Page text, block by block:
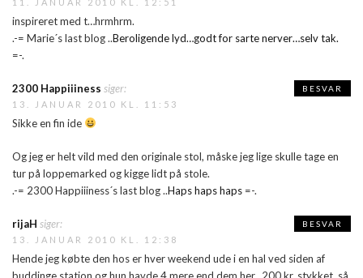
inspireret med t…hrmhrm.
.-= Marie´s last blog ..Beroligende lyd…godt for sarte nerver…selv tak.
=-.
2300 Happiiiness siger:
13. JANUAR 2010 KL. 11:53
Sikke en fin ide
Og jeg er helt vild med den originale stol, måske jeg lige skulle tage en
tur på loppemarked og kigge lidt på stole.
.-= 2300 Happiiiness´s last blog ..Haps haps haps =-.
BESVAR
rijaH siger:
13. JANUAR 2010 KL. 12:38
Hende jeg købte den hos er hver weekend ude i en hal ved siden af
buddinge station og hun havde 4 mere end dem her.. 200 kr. stykket, så
BESVAR